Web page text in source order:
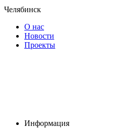
Челябинск
О нас
Новости
Проекты
Информация